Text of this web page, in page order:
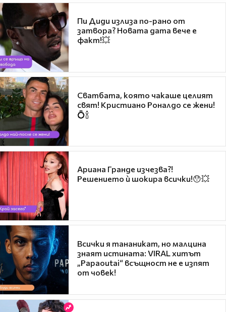
Пи Диди излиза по-рано от
затвора? Новата дата вече е
факт!💥
Сватбата, която чакаше целият
свят! Кристиано Роналдо се жени!
💍🍾
Ариана Гранде изчезва?!
Решението ѝ шокира всички!😯💥
Всички я тананикат, но малцина
знаят истината: VIRAL хитът
„Papaoutai“ всъщност не е изпят
от човек!